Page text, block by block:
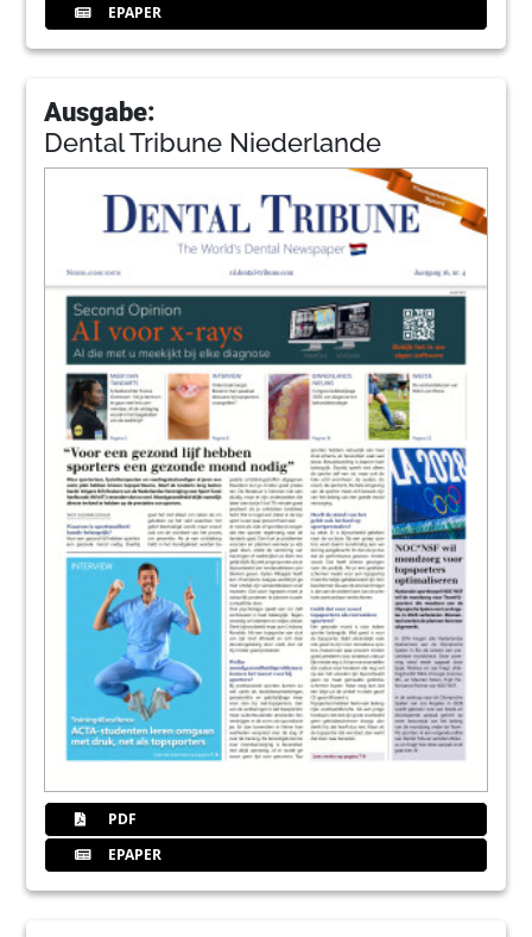
EPAPER
Ausgabe:
Dental Tribune Niederlande
PDF
EPAPER